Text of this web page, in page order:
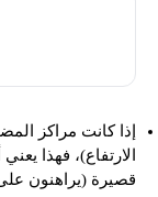
إذا كانت مراكز
الارتفاع)، فهذا
قصيرة (يراهنون